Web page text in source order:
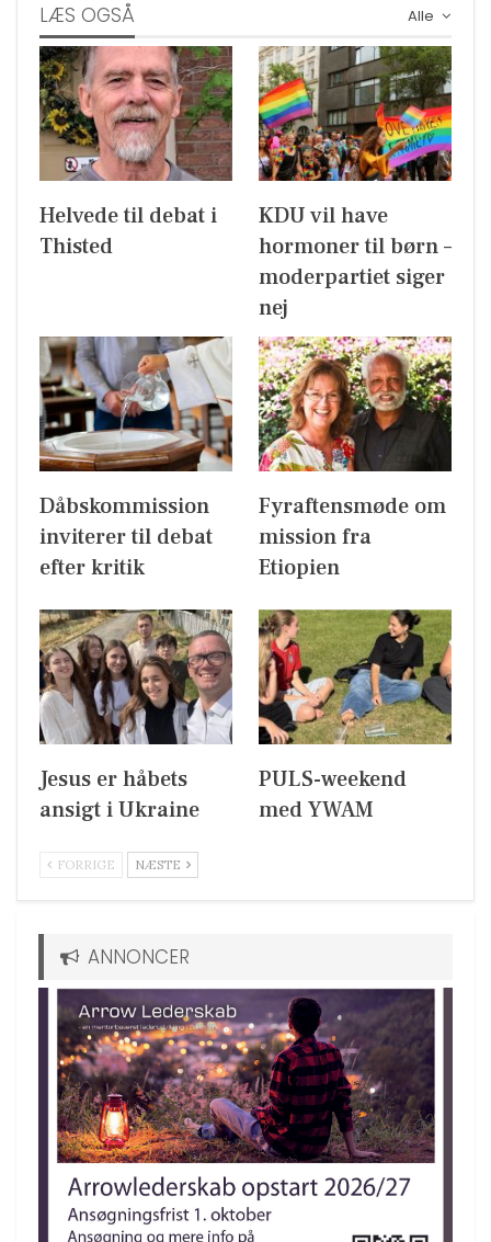
Alle
LÆS OGSÅ
Helvede til debat i
Thisted
KDU vil have
hormoner til børn –
moderpartiet siger
nej
Dåbskommission
inviterer til debat
efter kritik
Fyraftensmøde om
mission fra
Etiopien
Jesus er håbets
ansigt i Ukraine
PULS-weekend
med YWAM
FORRIGE NÆSTE
ANNONCER